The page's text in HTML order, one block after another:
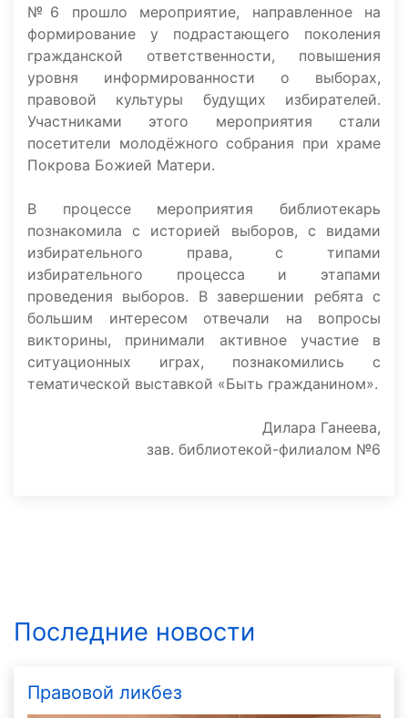
№6 прошло мероприятие, направленное на
формирование у подрастающего поколения
гражданской ответственности, повышения
уровня информированности о выборах,
правовой культуры будущих избирателей.
Участниками этого мероприятия стали
посетители молодёжного собрания при храме
Покрова Божией Матери.
В процессе мероприятия библиотекарь
познакомила с историей выборов, с видами
избирательного права, с типами
избирательного процесса и этапами
проведения выборов. В завершении ребята с
большим интересом отвечали на вопросы
викторины, принимали активное участие в
ситуационных играх, познакомились с
тематической выставкой «Быть гражданином».
Дилара Ганеева,
зав. библиотекой-филиалом №6
Последние новости
Правовой ликбез